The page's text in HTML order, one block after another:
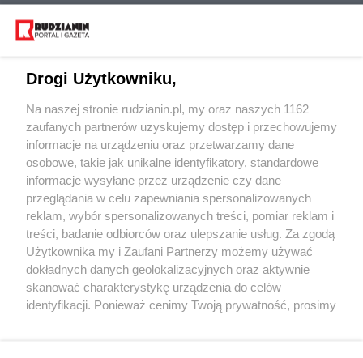
Wydawca mediów lokalnych
Nie zapomnij
zapoznać się z:
polityką prywatności regulamin korzystania z portali
Twojemiasto
Piekary Śląskie
Chorzów
Tarnowskie Góry
Skontakuj sięz nami
Kontakt
Wydawca
Redakcja
Drogi Użytkowniku,
Na naszej stronie rudzianin.pl, my oraz naszych 1162
zaufanych partnerów uzyskujemy dostęp i przechowujemy
informacje na urządzeniu oraz przetwarzamy dane
osobowe, takie jak unikalne identyfikatory, standardowe
informacje wysyłane przez urządzenie czy dane
przeglądania w celu zapewniania spersonalizowanych
reklam, wybór spersonalizowanych treści, pomiar reklam i
treści, badanie odbiorców oraz ulepszanie usług. Za zgodą
Użytkownika my i Zaufani Partnerzy możemy używać
dokładnych danych geolokalizacyjnych oraz aktywnie
skanować charakterystykę urządzenia do celów
identyfikacji. Ponieważ cenimy Twoją prywatność, prosimy